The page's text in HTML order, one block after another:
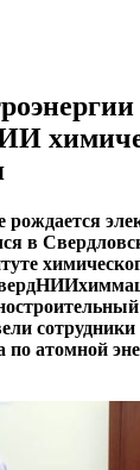
в
сотрудники
по атомной